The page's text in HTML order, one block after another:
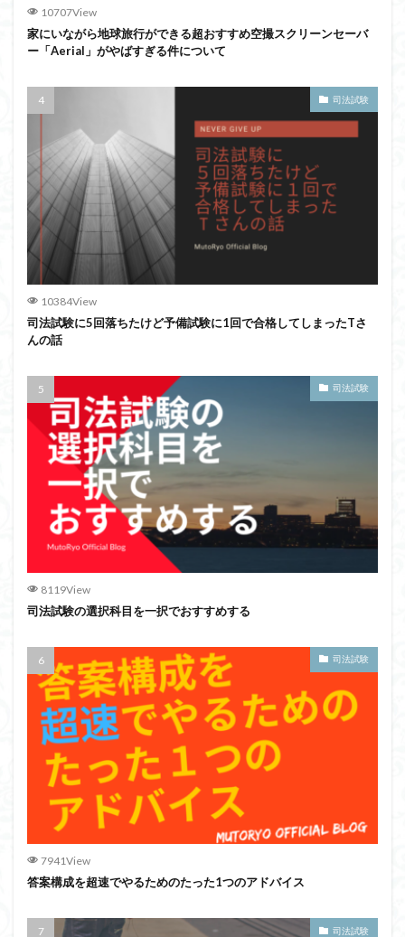
10707View
家にいながら地球旅行ができる超おすすめ空撮スクリーンセーバ
ー「Aerial」がやばすぎる件について
司法試験
10384View
司法試験に5回落ちたけど予備試験に1回で合格してしまったTさ
んの話
司法試験
8119View
司法試験の選択科目を一択でおすすめする
司法試験
7941View
答案構成を超速でやるためのたった1つのアドバイス
司法試験